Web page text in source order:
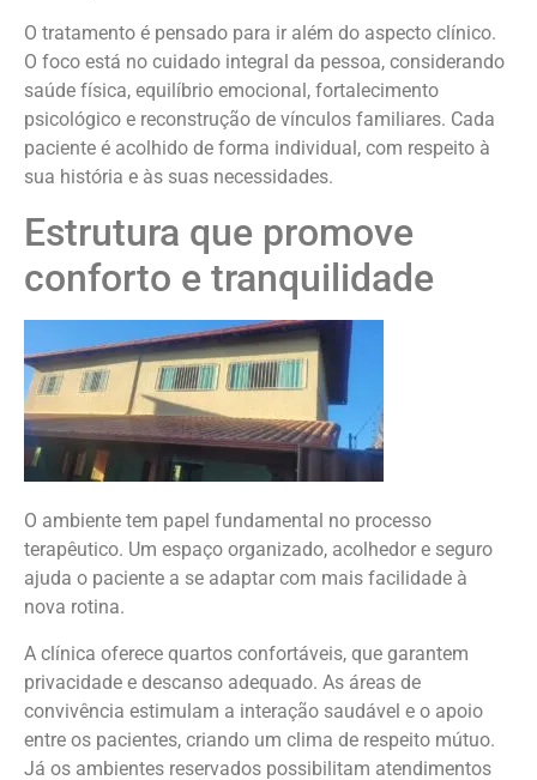
O tratamento é pensado para ir além do aspecto clínico.
O foco está no cuidado integral da pessoa, considerando
saúde física, equilíbrio emocional, fortalecimento
psicológico e reconstrução de vínculos familiares. Cada
paciente é acolhido de forma individual, com respeito à
sua história e às suas necessidades.
Estrutura que promove
conforto e tranquilidade
O ambiente tem papel fundamental no processo
terapêutico. Um espaço organizado, acolhedor e seguro
ajuda o paciente a se adaptar com mais facilidade à
nova rotina.
A clínica oferece quartos confortáveis, que garantem
privacidade e descanso adequado. As áreas de
convivência estimulam a interação saudável e o apoio
entre os pacientes, criando um clima de respeito mútuo.
Já os ambientes reservados possibilitam atendimentos